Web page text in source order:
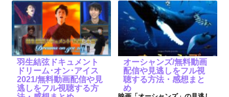
羽生結弦ドキュメント
ドリーム･オン･アイス
2021/無料動画配信や見
逃しをフル視聴する方
オーシャンズ/無料動画
配信や見逃しをフル視
聴する方法・感想まと
め